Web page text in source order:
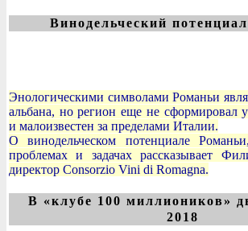
Винодельческий
Энологическими символами Романьи
альбана, но регион еще не сформировал
и малоизвестен за пределами Италии.
О винодельческом потенциале
проблемах и задачах рассказывает
директор Consorzio Vini di Romagna.
В «клубе 100 миллиоников»
2018